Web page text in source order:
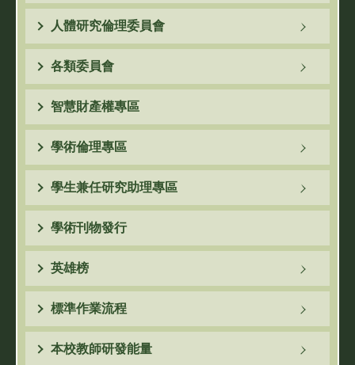
人體研究倫理委員會
各類委員會
智慧財產權專區
學術倫理專區
學生兼任研究助理專區
學術刊物發行
英雄榜
標準作業流程
本校教師研發能量